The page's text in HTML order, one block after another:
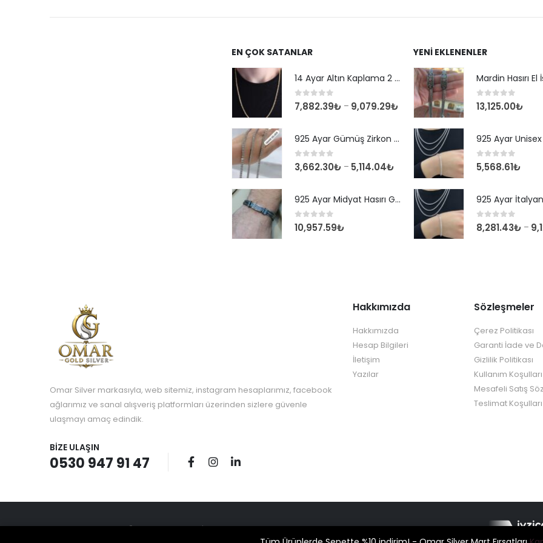
EN ÇOK SATANLAR
14 Ayar Altın Kaplama 2 mm Kare Kral Zincir Kolye
0 out of 5
7,882.39₺ – 9,079.29₺
925 Ayar Gümüş Zirkon Taşlı Yuvarlak Suyolu Bileklik
0 out of 5
3,662.30₺ – 5,114.04₺
925 Ayar Midyat Hasırı Gümüş Erkek Bilekliği
0out of 5
10,957.59₺
YENI EKLENENLER
0out of 5
13,125.00₺
0 out of 5
5,568.61₺
0 out of 5
8,281.43₺ –
Omar Silver markasıyla, web sitemiz, instagram hesaplarımız, facebook
ağlarımız ve sanal alışveriş platformları üzerinden sizlere güvenle
ulaşmayı amaç edindik.
BIZE ULAŞIN
0530 947 91 47
Hakkımızda
Hakkımızda
Hesap Bilgileri
İletişim
Yazılar
Sözleşmeler
Çerez Politikası
Garanti İade ve
Gizlilik Politikası
Kullanım Koşulları
Mesafeli Satış
Teslimat Koşulları